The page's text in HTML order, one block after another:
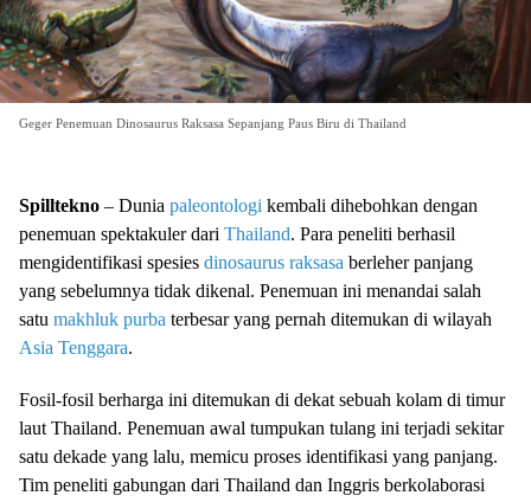
Geger Penemuan Dinosaurus Raksasa Sepanjang Paus Biru di Thailand
Spilltekno – Dunia paleontologi kembali dihebohkan dengan
penemuan spektakuler dari Thailand. Para peneliti berhasil
mengidentifikasi spesies dinosaurus raksasa berleher panjang
yang sebelumnya tidak dikenal. Penemuan ini menandai salah
satu makhluk purba terbesar yang pernah ditemukan di wilayah
Asia Tenggara.
Fosil-fosil berharga ini ditemukan di dekat sebuah kolam di timur
laut Thailand. Penemuan awal tumpukan tulang ini terjadi sekitar
satu dekade yang lalu, memicu proses identifikasi yang panjang.
Tim peneliti gabungan dari Thailand dan Inggris berkolaborasi